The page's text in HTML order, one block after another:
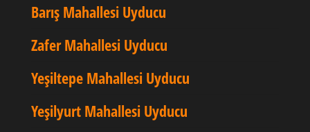
Barış Mahallesi Uyducu
Zafer Mahallesi Uyducu
Yeşiltepe Mahallesi Uyducu
Yeşilyurt Mahallesi Uyducu